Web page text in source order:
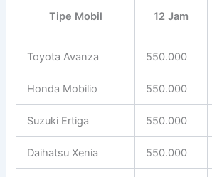
Tipe Mobil 12 Jam
Toyota Avanza 550.000
Honda Mobilio 550.000
Suzuki Ertiga 550.000
Daihatsu Xenia 550.000